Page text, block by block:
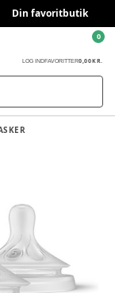
Din favoritbutik
LOG INDFAVORITTER0,00 KR.
0